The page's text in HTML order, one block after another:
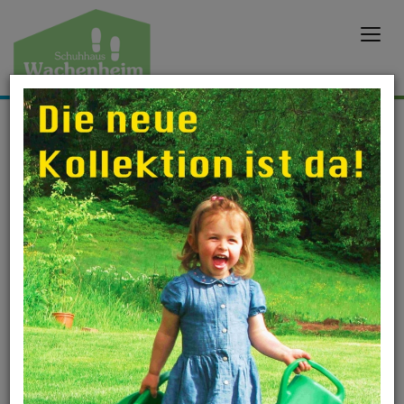
Öffnungszeiten
Hier erfahren Sie, wann wir für Sie da sind!
Zu den Öffnungszeiten